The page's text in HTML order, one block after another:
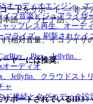
オーディオエンジン、エ
イブ音楽ビジュアライザ
ャップレス再生、オーデ
マライズ、刷新されたイ
、Plex、Jellyfin、
オーディオ
、Jellyfin、クラウドスト
ャ
ド接続とタグエディタ設
ードをサポート — 非ラ
語、アラビア語、ヘブ
(相対音量、イコライザ
ーヤーには推奨。
ポートされているID3